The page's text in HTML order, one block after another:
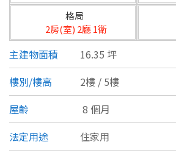
基隆市
新北市
宜蘭縣
桃園市
新竹市
新竹縣
類型(可複選)
公寓
別墅 透天厝
格局
2房(室) 2廳 1衛
主建物面積
16.35 坪
樓別/樓高
2樓 / 5樓
屋齡
8 個月
法定用途
住家用